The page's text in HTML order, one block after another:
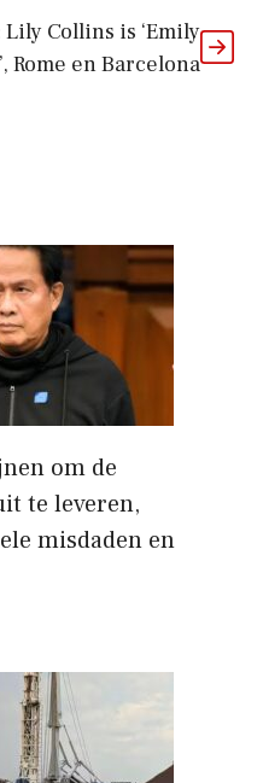
Collins is ‘Emily
Rome en Barcelona
om de
te leveren,
misdaden en